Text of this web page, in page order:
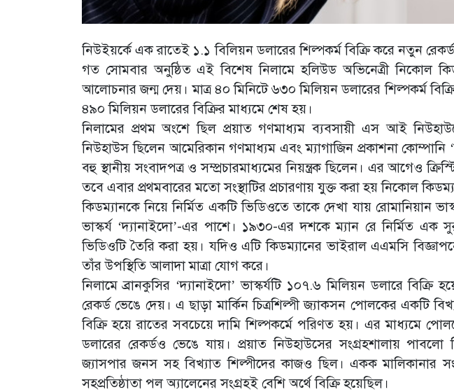
নিউইয়র্কে এক রাতেই ১.১ বিলিয়ন ডলারের শিল্পকর্ম বিক্রি করে নতুন রেকর্ড
গত সোমবার অনুষ্ঠিত এই বিশেষ নিলামে হলিউড অভিনেত্রী নিকোল
আলোচনার জন্ম দেয়। মাত্র ৪০ মিনিটে ৬৩০ মিলিয়ন ডলারের শিল্পকর্ম
৪৯০ মিলিয়ন ডলারের বিক্রির মাধ্যমে শেষ হয়।
নিলামের প্রথম অংশে ছিল প্রয়াত গণমাধ্যম ব্যবসায়ী এস আই
নিউহাউস ছিলেন আমেরিকান গণমাধ্যম এবং ম্যাগাজিন প্রকাশনা কোম্পানি
বহু স্থানীয় সংবাদপত্র ও সম্প্রচারমাধ্যমের নিয়ন্ত্রক ছিলেন। এর আগেও
তবে এবার প্রথমবারের মতো সংস্থাটির প্রচারণায় যুক্ত করা হয় নিকোল
কিডম্যানকে নিয়ে নির্মিত একটি ভিডিওতে তাকে দেখা যায় রোমানিয়ান
ভাস্কর্য ‘দ্যানাইদো’-এর পাশে। ১৯৩০-এর দশকে ম্যান রে নির্মিত এক
ভিডিওটি তৈরি করা হয়। যদিও এটি কিডম্যানের ভাইরাল এএমসি
তাঁর উপস্থিতি আলাদা মাত্রা যোগ করে।
নিলামে ব্রানকুসির ‘দ্যানাইদো’ ভাস্কর্যটি ১০৭.৬ মিলিয়ন ডলারে
রেকর্ড ভেঙে দেয়। এ ছাড়া মার্কিন চিত্রশিল্পী জ্যাকসন পোলকের একটি
বিক্রি হয়ে রাতের সবচেয়ে দামি শিল্পকর্মে পরিণত হয়। এর মাধ্যমে
ডলারের রেকর্ডও ভেঙে যায়। প্রয়াত নিউহাউসের সংগ্রহশালায়
জ্যাসপার জনস সহ বিখ্যাত শিল্পীদের কাজও ছিল। একক মালিকানার
সহপ্রতিষ্ঠাতা পল অ্যালেনের সংগ্রহই বেশি অর্থে বিক্রি হয়েছিল।